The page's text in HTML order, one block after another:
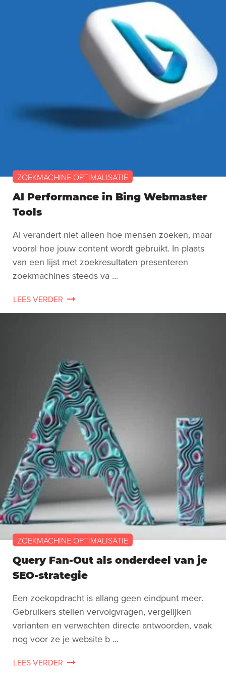
ZOEKMACHINE OPTIMALISATIE
AI Performance in Bing Webmaster
Tools
AI verandert niet alleen hoe mensen zoeken, maar
vooral hoe jouw content wordt gebruikt. In plaats
van een lijst met zoekresultaten presenteren
zoekmachines steeds va ...
LEES VERDER
ZOEKMACHINE OPTIMALISATIE
Query Fan-Out als onderdeel van je
SEO-strategie
Een zoekopdracht is allang geen eindpunt meer.
Gebruikers stellen vervolgvragen, vergelijken
varianten en verwachten directe antwoorden, vaak
nog voor ze je website b ...
LEES VERDER